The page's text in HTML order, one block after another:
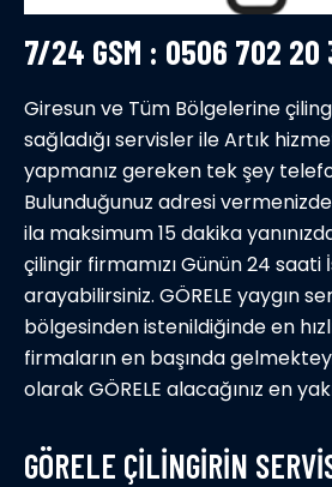
7/24 GSM : 0506 702 20
Giresun ve Tüm Bölgelerine
sağladığı servisler ile Artık
yapmanız gereken tek şey
Bulunduğunuz adresi
ila maksimum 15 dakika
çilingir firmamızı Günün 24
arayabilirsiniz. GÖRELE yaygın
bölgesinden istenildiğinde en
firmaların en başında
olarak GÖRELE alacağınız en
GÖRELE ÇİLİNGİRİN